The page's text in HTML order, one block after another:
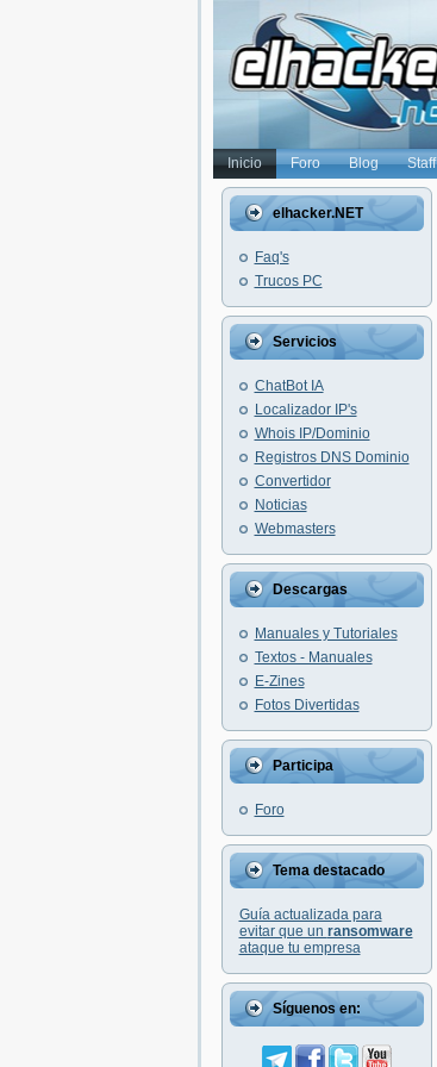
Inicio Foro Blog Staff
elhacker.NET
Faq's
Trucos PC
Servicios
ChatBot IA
Localizador IP's
Whois IP/Dominio
Registros DNS Dominio
Convertidor
Noticias
Webmasters
Descargas
Manuales y Tutoriales
Textos - Manuales
E-Zines
Fotos Divertidas
Participa
Foro
Tema destacado
Guía actualizada para
evitar que un ransomware
ataque tu empresa
Síguenos en: